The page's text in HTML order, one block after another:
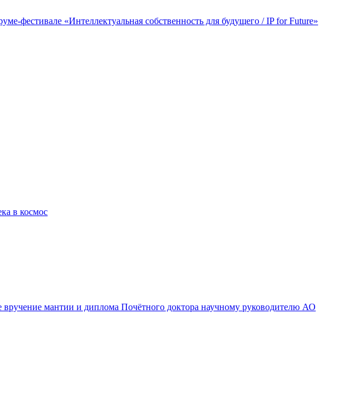
«Интеллектуальная собственность для будущего / IP for Future»
в космос
вручение мантии и диплома Почётного доктора научному руководителю АО